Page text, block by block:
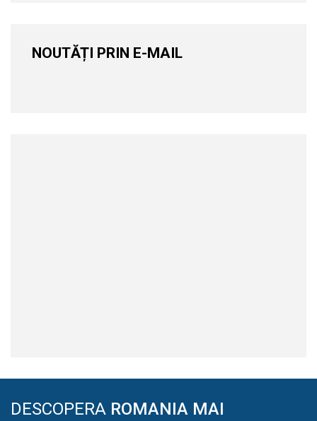
NOUTĂȚI PRIN E-MAIL
DESCOPERA ROMANIA MAI